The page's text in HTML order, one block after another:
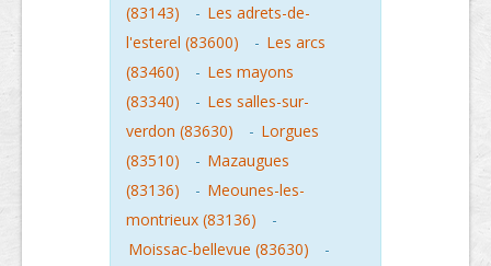
(83143)
- Les adrets-de-
l'esterel (83600)
- Les arcs
(83460)
- Les mayons
(83340)
- Les salles-sur-
verdon (83630)
- Lorgues
(83510)
- Mazaugues
(83136)
- Meounes-les-
montrieux (83136)
-
Moissac-bellevue (83630)
-